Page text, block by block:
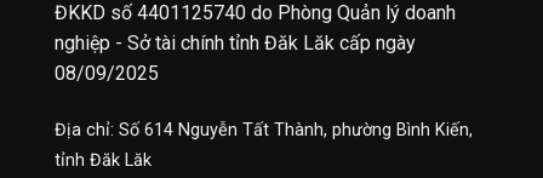
ĐKKD số 4401125740 do Phòng Quản lý doanh
nghiệp - Sở tài chính tỉnh Đăk Lăk cấp ngày
08/09/2025
Địa chỉ: Số 614 Nguyễn Tất Thành, phường Bình Kiến,
tỉnh Đăk Lăk